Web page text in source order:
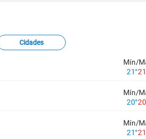
Cidades
Mín/
21°
Mín/
20°
Mín/
21°